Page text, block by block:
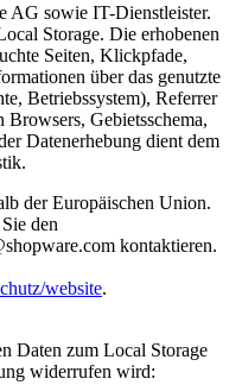
AG sowie IT-Dienstleister.
Storage. Die erhobenen
Seiten, Klickpfade,
über das genutzte
Betriebssystem), Referrer
Gebietsschema,
Datenerhebung dient dem
der Europäischen Union.
den
kontaktieren.
website.
Daten zum Local Storage
widerrufen wird: